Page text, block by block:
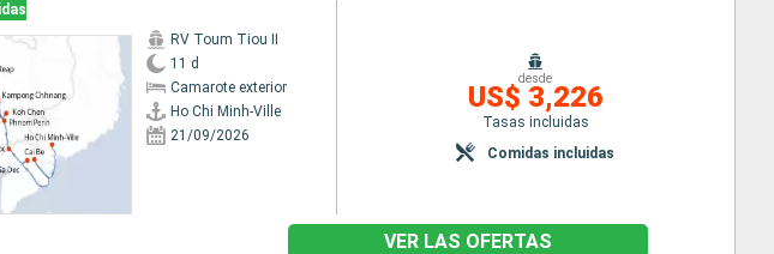
RV Toum Tiou II
11 d
Camarote exterior
Ho Chi Minh-Ville
21/09/2026
desde
US$ 3,226
Tasas incluidas
Comidas incluidas
VER LAS OFERTAS